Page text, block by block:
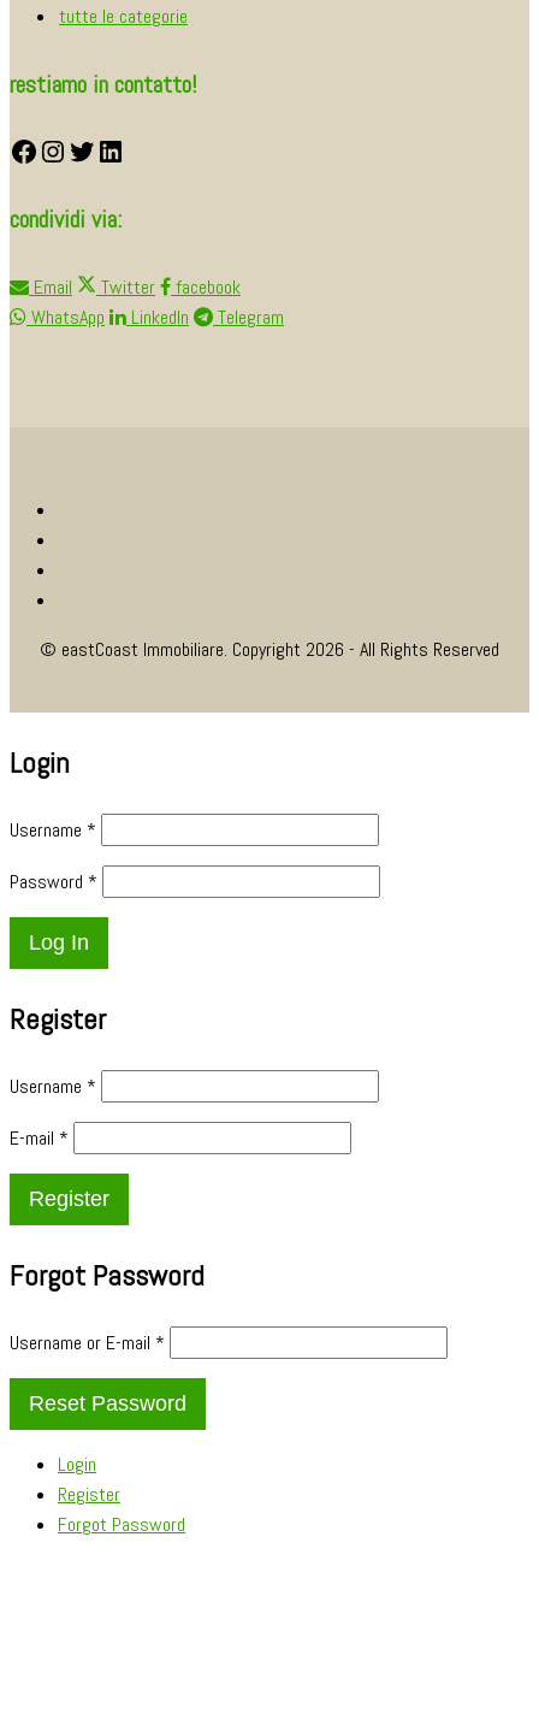
tutte le categorie
restiamo in contatto!
facebook
Instagram
twitterLinkedIn
condividi via:
Email Twitter
facebook
WhatsApp
LinkedIn Telegram
© eastCoast Immobiliare. Copyright 2026 - All Rights Reserved
Login
Username *
Password *
Register
Username *
E-mail *
Forgot Password
Username or E-mail *
Login
Register
Forgot Password